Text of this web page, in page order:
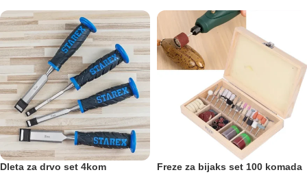
Dleta za drvo set 4kom Freze za bijaks set 100 komada